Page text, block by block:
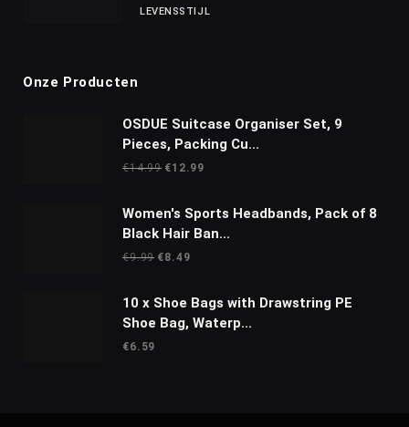
LEVENSSTIJL
Onze Producten
OSDUE Suitcase Organiser Set, 9
Pieces, Packing Cu...
€14.99 Oorspronkelijke
€14.99.
€12.99
€12.99.
Women's Sports Headbands, Pack of 8
Black Hair Ban...
€9.99 Oorspronkelijke
€9.99.
€8.49Huidige
€8.49.
10 x Shoe Bags with Drawstring PE
Shoe Bag, Waterp...
€6.59